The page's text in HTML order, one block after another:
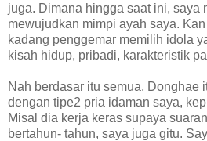
juga. Dimana hingga saat ini, saya
mewujudkan mimpi ayah saya.
kadang penggemar memilih idola
kisah hidup, pribadi, karakteristik
Nah berdasar itu semua, Donghae
dengan tipe2 pria idaman saya,
Misal dia kerja keras supaya
bertahun- tahun, saya juga gitu.